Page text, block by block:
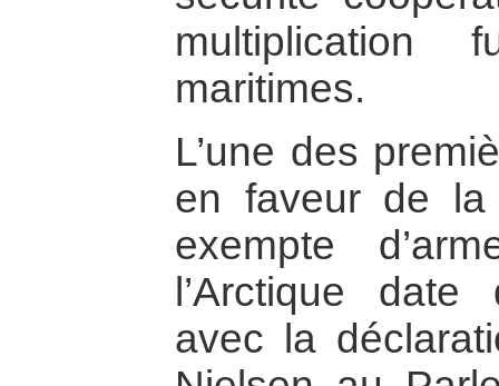
multiplication
maritimes.
L’une des
en faveur de la
exempte
l’Arctique
avec la